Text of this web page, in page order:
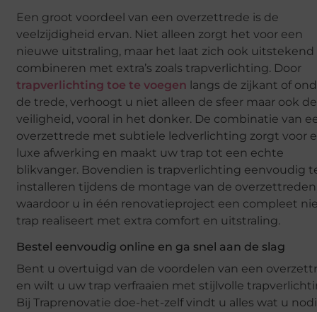
Een groot voordeel van een overzettrede is de
veelzijdigheid ervan. Niet alleen zorgt het voor een
nieuwe uitstraling, maar het laat zich ook uitstekend
combineren met extra’s zoals trapverlichting. Door
trapverlichting toe te voegen langs de zijkant of
de trede, verhoogt u niet alleen de sfeer maar ook de
veiligheid, vooral in het donker. De combinatie van
overzettrede met subtiele ledverlichting zorgt voor
luxe afwerking en maakt uw trap tot een echte
blikvanger. Bovendien is trapverlichting eenvoudig
installeren tijdens de montage van de
waardoor u in één renovatieproject een compleet
trap realiseert met extra comfort en uitstraling.
Bestel eenvoudig online en ga snel aan de slag
Bent u overtuigd van de voordelen van een
en wilt u uw trap verfraaien met stijlvolle
Bij Traprenovatie doe-het-zelf vindt u alles wat u